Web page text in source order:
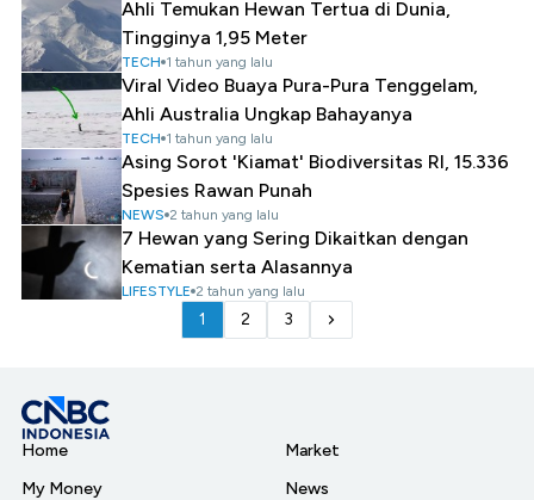
Ahli Temukan Hewan Tertua di Dunia,
Tingginya 1,95 Meter
TECH 1 tahun yang lalu
Viral Video Buaya Pura-Pura Tenggelam,
Ahli Australia Ungkap Bahayanya
TECH 1 tahun yang lalu
Asing Sorot 'Kiamat' Biodiversitas RI, 15.336
Spesies Rawan Punah
NEWS 2 tahun yang lalu
7 Hewan yang Sering Dikaitkan dengan
Kematian serta Alasannya
LIFESTYLE 2 tahun yang lalu
1 2 3
Home
My Money
Market
News